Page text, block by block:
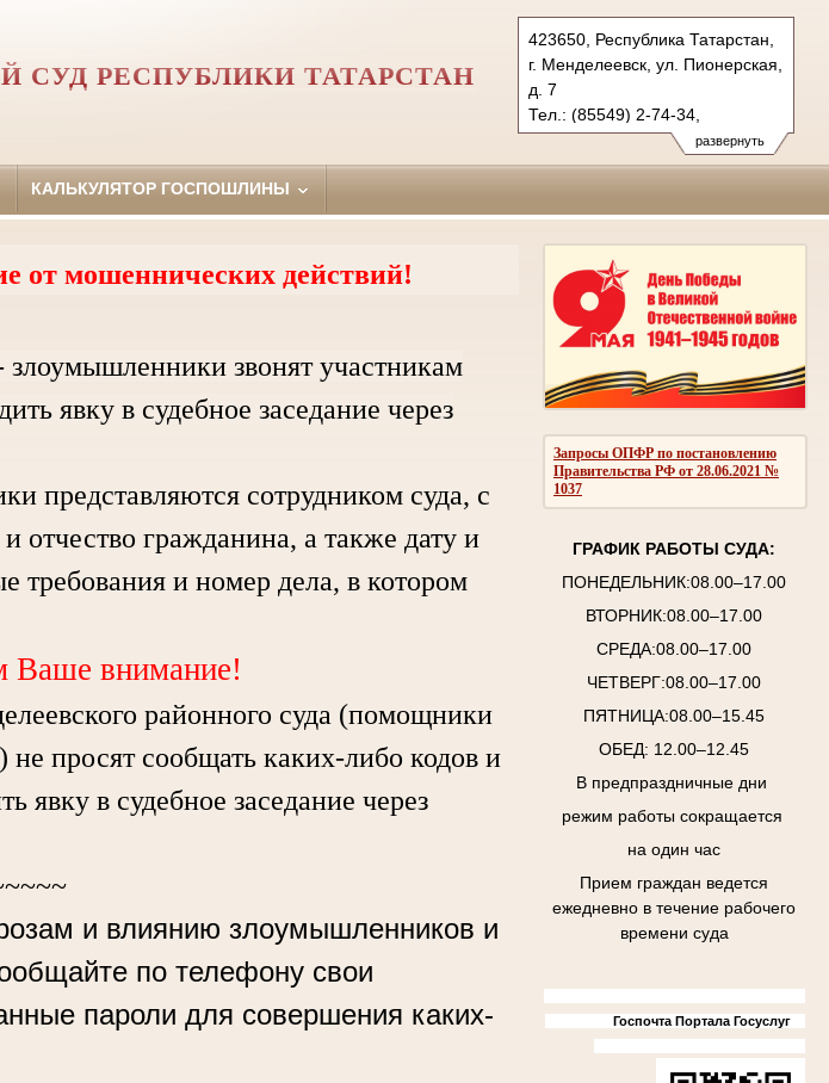
развернуть
423650, Республика Татарстан,
г. Менделеевск, ул. Пионерская,
д. 7
Тел.: (85549) 2-74-34,
(85549) 2-53-44 (ф.)
mendeleevsky.tat@sudrf.ru
СУД РЕСПУБЛИКИ ТАТАРСТАН
КАЛЬКУЛЯТОР ГОСПОШЛИНЫ
Запросы ОПФР по постановлению
Правительства РФ от 28.06.2021 №
1037
ГРАФИК РАБОТЫ СУДА:
ПОНЕДЕЛЬНИК:08.00–17.00
ВТОРНИК:08.00–17.00
СРЕДА:08.00–17.00
ЧЕТВЕРГ:08.00–17.00
ПЯТНИЦА:08.00–15.45
ОБЕД: 12.00–12.45
В предпраздничные дни
режим работы сокращается
на один час
Прием граждан ведется
ежедневно в течение рабочего
времени суда
Госпочта Портала Госуслуг
от мошеннических действий!
звонят участникам
явку в судебное заседание через
сотрудником суда, с
гражданина, а также дату и
требования и номер дела, в котором
Ваше внимание!
районного суда (помощники
не просят сообщать каких-либо кодов и
явку в судебное заседание через
и влиянию злоумышленников и
по телефону свои
пароли для совершения каких-